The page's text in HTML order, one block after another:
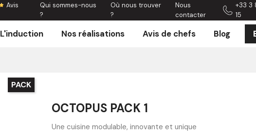
Avis
Qui sommes-nous
?
Où nous trouver
?
Nous
contacter
+33 3
15
L'induction Nos réalisations Avis de chefs Blog
PACK
OCTOPUS PACK 1
Une cuisine modulable, innovante et unique